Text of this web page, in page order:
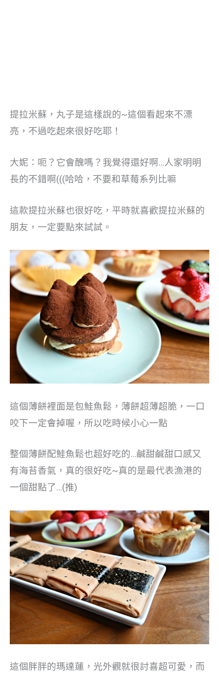
提拉米蘇，丸子是這樣說的~這個看起來不漂
亮，不過吃起來很好吃耶！
大妮：呃？它會醜嗎？我覺得還好啊…人家明明
長的不錯啊(((哈哈，不要和草莓系列比嘛
這款提拉米蘇也很好吃，平時就喜歡提拉米蘇的
朋友，一定要點來試試。
這個薄餅裡面是包鮭魚鬆，薄餅超薄超脆，一口
咬下一定會掉喔，所以吃時候小心一點
整個薄餅配鮭魚鬆也超好吃的…鹹甜鹹甜口感又
有海苔香氣，真的很好吃~真的是最代表漁港的
一個甜點了…(推)
這個胖胖的瑪達蓮，光外觀就很討喜超可愛，而